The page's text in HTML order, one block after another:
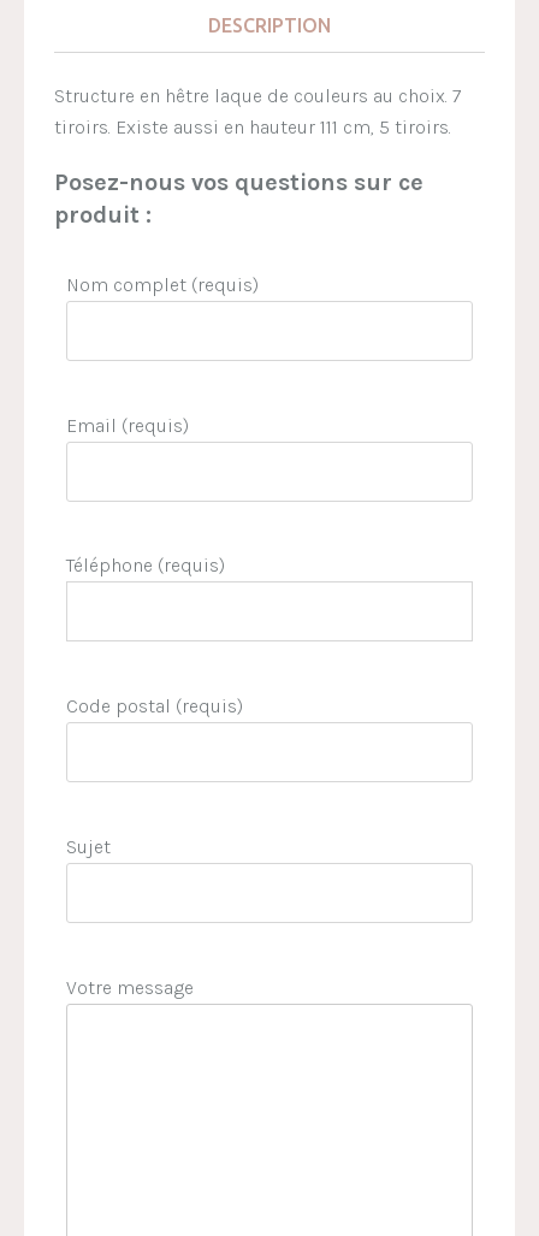
DESCRIPTION
Structure en hêtre laque de couleurs au choix. 7
tiroirs. Existe aussi en hauteur 111 cm, 5 tiroirs.
Posez-nous vos questions sur ce
produit :
Nom complet (requis)
Email (requis)
Téléphone (requis)
Code postal (requis)
Sujet
Votre message